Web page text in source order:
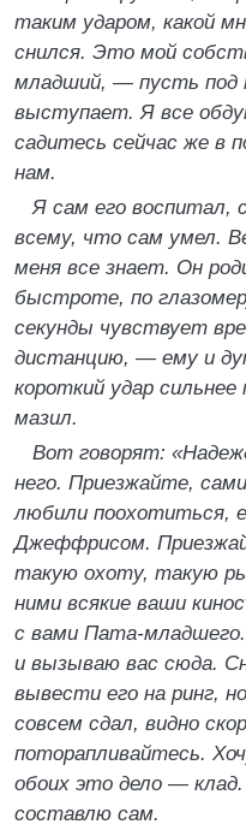
таким ударом, какой
снился. Это мой
младший, — пусть под
выступает. Я все
садитесь сейчас же в
нам.
Я сам его воспитал,
всему, что сам умел.
меня все знает. Он
быстроте, по
секунды чувствует
дистанцию, — ему и
короткий удар сильнее
мазил.
Вот говорят:
него. Приезжайте,
любили поохотиться,
Джеффрисом.
такую охоту, такую
ними всякие ваши
с вами Пата-
и вызываю вас сюда.
вывести его на ринг,
совсем сдал, видно
поторапливайтесь.
обоих это дело —
составлю сам.